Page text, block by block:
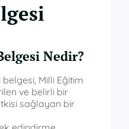
Nedir?
Milli Eğitim
ve belirli bir
sağlayan bir